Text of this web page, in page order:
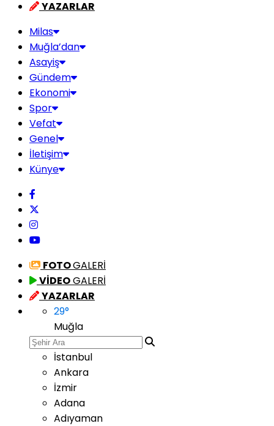
YAZARLAR
Milas
Muğla’dan
Asayiş
Gündem
Ekonomi
Spor
Vefat
Genel
İletişim
Künye
FOTOGALERİ
VİDEOGALERİ
YAZARLAR
29°
Muğla
İstanbul
Ankara
İzmir
Adana
Adıyaman